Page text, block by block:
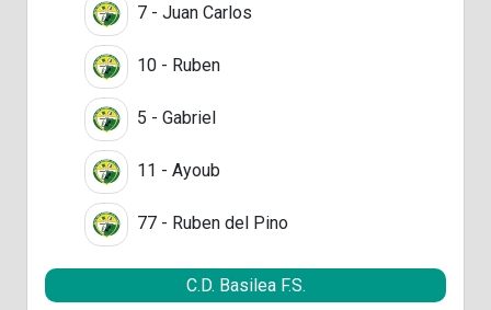
7 - Juan Carlos
10 - Ruben
5 - Gabriel
11 - Ayoub
77 - Ruben del Pino
C.D. Basilea F.S.